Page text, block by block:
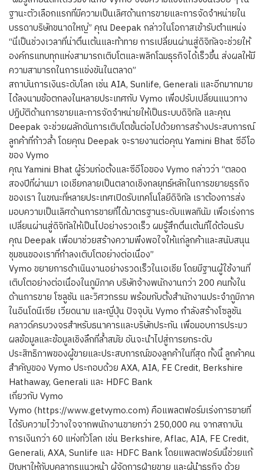
ฐานะตัวเลือกแรกที่มีความเป็นเลิศด้านการขายและการจัดจำหน่ายใน
บรรดาบริษัทขนาดใหญ่” คุณ Deepak กล่าวในโอกาสเข้ารับตำแหน่ง
“นี่เป็นช่วงเวลาที่น่าตื่นเต้นและท้าทาย การเปลี่ยนผ่านสู่ดิจิทัลจะช่วยให้
องค์กรแทบทุกแห่งสามารถเติบโตและพลิกโฉมธุรกิจได้เร็วขึ้น ส่งผลให้มี
ความสามารถในการแข่งขันในตลาด”
สถาบันการเงินระดับโลก เช่น AIA, Sunlife, Generali และอีกมากมาย
ได้ลงนามข้อตกลงในหลายประเทศกับ Vymo เพื่อปรับเปลี่ยนแนวทาง
ปฏิบัติด้านการขายและการจัดจำหน่ายให้เป็นระบบดิจิทัล และคุณ
Deepak จะช่วยผลักดันการเติบโตขั้นต่อไปด้วยการสร้างประสบการณ์
ลูกค้าที่ก้าวล้ำ โดยคุณ Deepak จะรายงานต่อคุณ Yamini Bhat ซีอีโอ
ของ Vymo
คุณ Yamini Bhat ผู้ร่วมก่อตั้งและซีอีโอของ Vymo กล่าวว่า “ตลอด
สองปีที่ผ่านมา เอเชียกลายเป็นตลาดเชิงกลยุทธ์หลักในการขยายธุรกิจ
ของเรา ในขณะที่หลายประเทศเปิดรับเทคโนโลยีดิจิทัล เราต้องการส่ง
มอบความเป็นเลิศด้านการขายที่ได้มาตรฐานระดับแพลทินัม เพื่อเร่งการ
เปลี่ยนผ่านสู่ดิจิทัลให้เป็นไปอย่างรวดเร็ว ผมรู้สึกตื่นเต้นที่ได้ต้อนรับ
คุณ Deepak เพื่อมาช่วยสร้างความพึงพอใจให้แก่ลูกค้าและสนับสนุน
ชุมชนของเราที่กำลงเติบโตอย่างต่อเนื่อง”
Vymo ขยายการดำเนินงานอย่างรวดเร็วในเอเชีย โดยมีฐานผู้ใช้งานที่
เติบโตอย่างต่อเนื่องในภูมิภาค บริษัทจ้างพนักงานกว่า 200 คนทั้งใน
ด้านการขาย โซลูชัน และวิศวกรรม พร้อมกับตั้งสำนักงานประจำภูมิภาค
ในอินโดนีเซีย เวียดนาม และญี่ปุ่น ปัจจุบัน Vymo กำลังสร้างโซลูชัน
คลาวด์ครบวงจรสำหรับธนาคารและบริษัทประกัน เพื่อมอบการประมว
ผลข้อมูลและข้อมูลเชิงลึกที่ล้ำสมัย อันจะนำไปสู่การยกระดับ
ประสิทธิภาพของผู้ขายและประสบการณ์ของลูกค้าในที่สุด ทั้งนี้ ลูกค้าคน
สำคัญของ Vymo ประกอบด้วย AXA, AIA, FE Credit, Berkshire
Hathaway, Generali และ HDFC Bank
เกี่ยวกับ Vymo
Vymo (https://www.getvymo.com) คือแพลตฟอร์มเร่งการขายที่
ได้รับความไว้วางใจจากพนักงานขายกว่า 250,000 คน จากสถาบัน
การเงินกว่า 60 แห่งทั่วโลก เช่น Berkshire, Aflac, AIA, FE Credit,
Generali, AXA, Sunlife และ HDFC Bank โดยแพลตฟอร์มนี้ช่วยแก้